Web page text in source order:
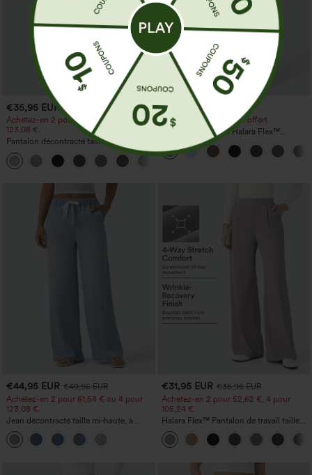
€35,95 EUR
Achetez-en 2 pour 61,54 € ou 4 pour
123,08 €.
Pantalon décontracté taille haute à
jambe droite, effet lin, avec poches
+5
€35,95 EUR
Achetez-en 2, le 3e est offert
Pantalon de travail Halara Flex™
DayStretch à taille haute, avec poches et
coupe droite
€44,95 EUR €49,95 EUR
Achetez-en 2 pour 61,54 € ou 4 pour
123,08 €.
Jean décontracté taille mi‑haute, à
cordon de serrage, avec poches
€31,95 EUR €35,95 EUR
Achetez-en 2 pour 52,62 €, 4 pour
105,24 €
Halara Flex™ Pantalon de travail taille
haute sculptant la silhouette, gainant la
taille, avec poches, jambe large en
micro-gaufre